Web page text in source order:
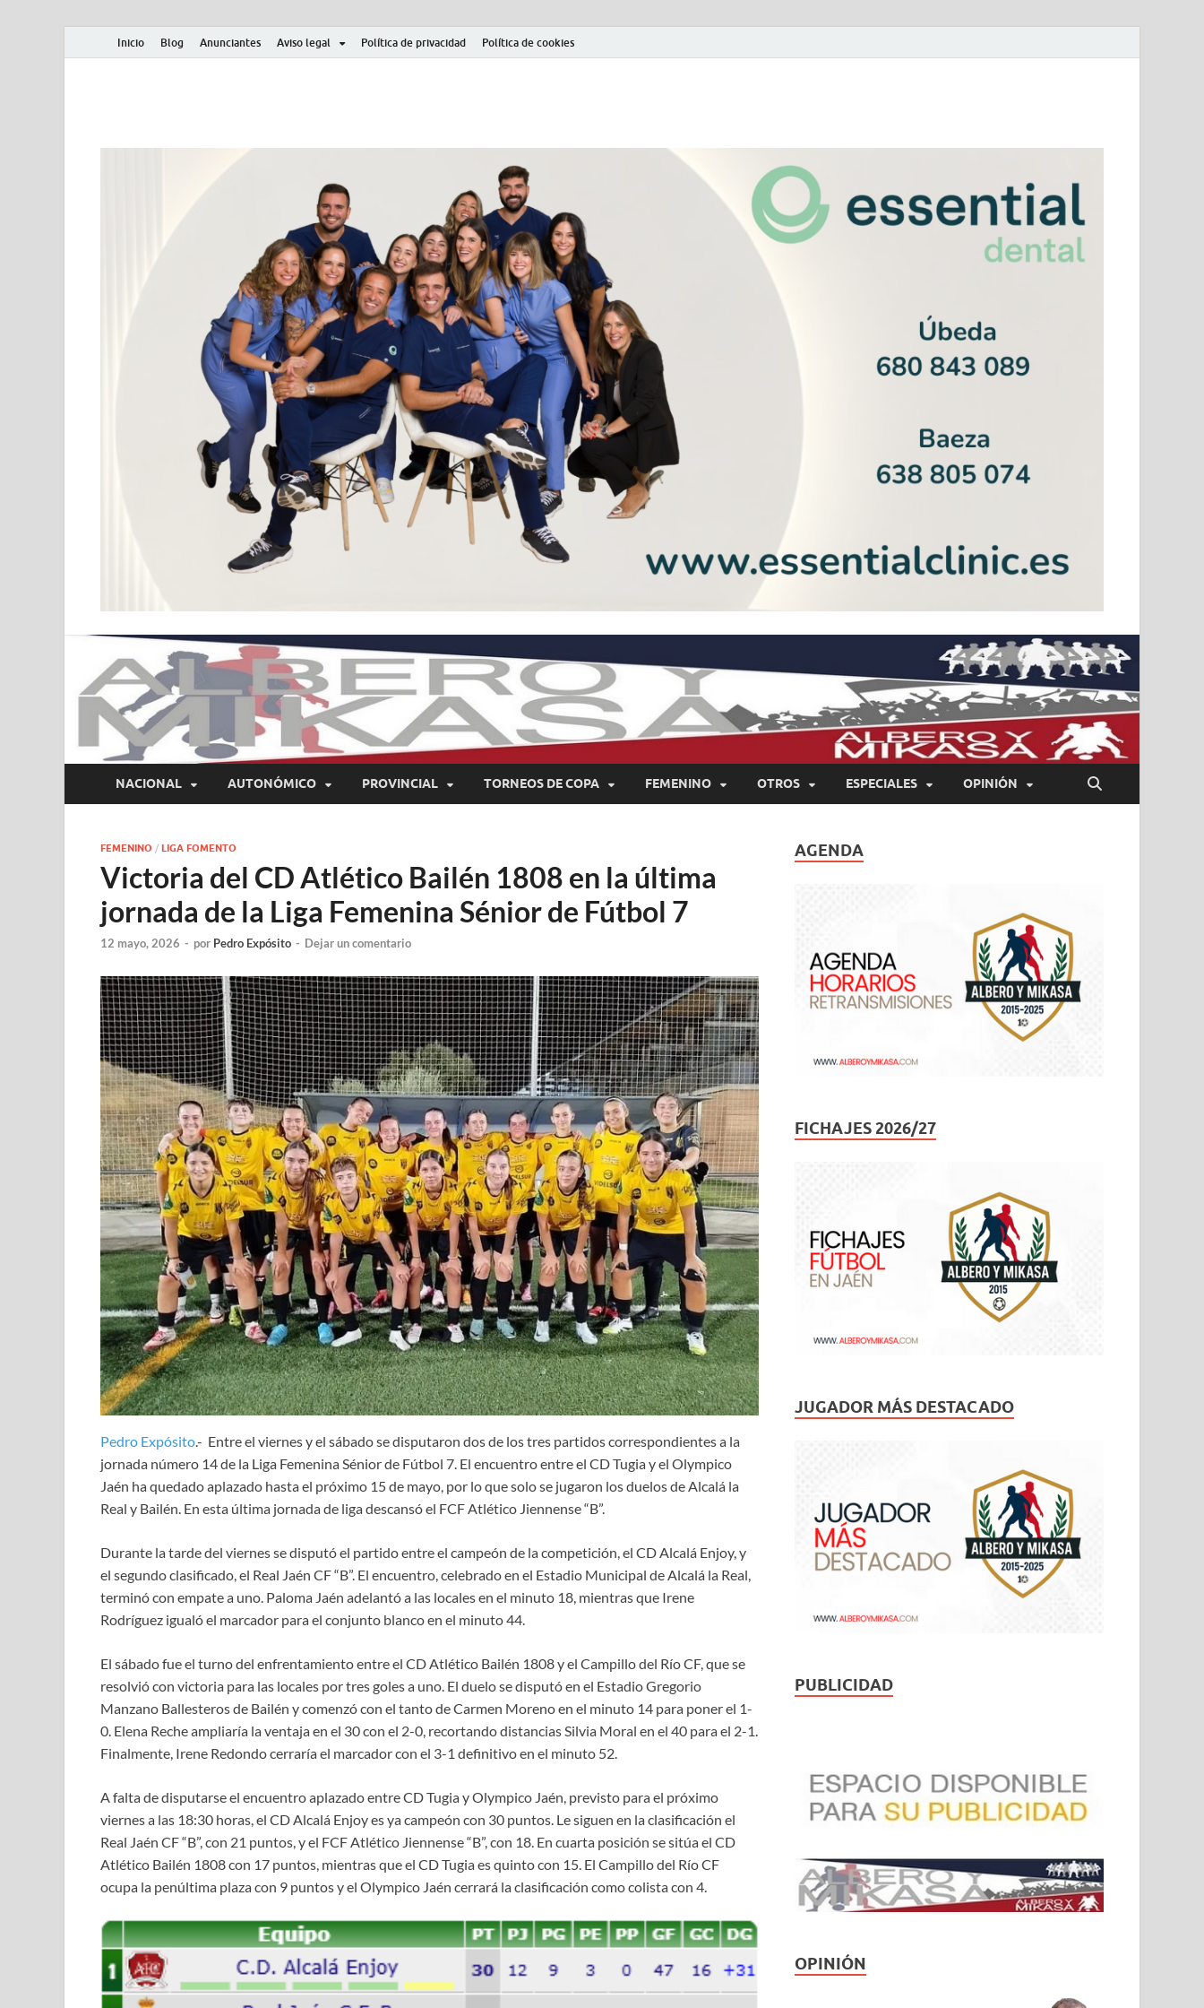
Inicio Blog Anunciantes Aviso legal Política de privacidad Política de cookies
NACIONAL AUTONÓMICO PROVINCIAL TORNEOS DE COPA FEMENINO OTROS ESPECIALES OPINIÓN
FEMENINO / LIGA FOMENTO
Victoria del CD Atlético Bailén 1808 en la última
jornada de la Liga Femenina Sénior de Fútbol 7
12 mayo, 2026 - por Pedro Expósito - Dejar un comentario
Pedro Expósito.- Entre el viernes y el sábado se disputaron dos de los tres partidos correspondientes a la
jornada número 14 de la Liga Femenina Sénior de Fútbol 7. El encuentro entre el CD Tugia y el Olympico
Jaén ha quedado aplazado hasta el próximo 15 de mayo, por lo que solo se jugaron los duelos de Alcalá la
Real y Bailén. En esta última jornada de liga descansó el FCF Atlético Jiennense “B”.
Durante la tarde del viernes se disputó el partido entre el campeón de la competición, el CD Alcalá Enjoy, y
el segundo clasificado, el Real Jaén CF “B”. El encuentro, celebrado en el Estadio Municipal de Alcalá la Real,
terminó con empate a uno. Paloma Jaén adelantó a las locales en el minuto 18, mientras que Irene
Rodríguez igualó el marcador para el conjunto blanco en el minuto 44.
El sábado fue el turno del enfrentamiento entre el CD Atlético Bailén 1808 y el Campillo del Río CF, que se
resolvió con victoria para las locales por tres goles a uno. El duelo se disputó en el Estadio Gregorio
Manzano Ballesteros de Bailén y comenzó con el tanto de Carmen Moreno en el minuto 14 para poner el 1-
0. Elena Reche ampliaría la ventaja en el 30 con el 2-0, recortando distancias Silvia Moral en el 40 para el 2-1.
Finalmente, Irene Redondo cerraría el marcador con el 3-1 definitivo en el minuto 52.
A falta de disputarse el encuentro aplazado entre CD Tugia y Olympico Jaén, previsto para el próximo
viernes a las 18:30 horas, el CD Alcalá Enjoy es ya campeón con 30 puntos. Le siguen en la clasificación el
Real Jaén CF “B”, con 21 puntos, y el FCF Atlético Jiennense “B”, con 18. En cuarta posición se sitúa el CD
Atlético Bailén 1808 con 17 puntos, mientras que el CD Tugia es quinto con 15. El Campillo del Río CF
ocupa la penúltima plaza con 9 puntos y el Olympico Jaén cerrará la clasificación como colista con 4.
AGENDA
FICHAJES 2026/27
JUGADOR MÁS DESTACADO
PUBLICIDAD
OPINIÓN